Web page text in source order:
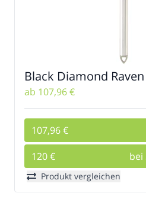
Black Diamond
ab 107,96 €
107,96 €
120 €
bei
Produkt vergleichen